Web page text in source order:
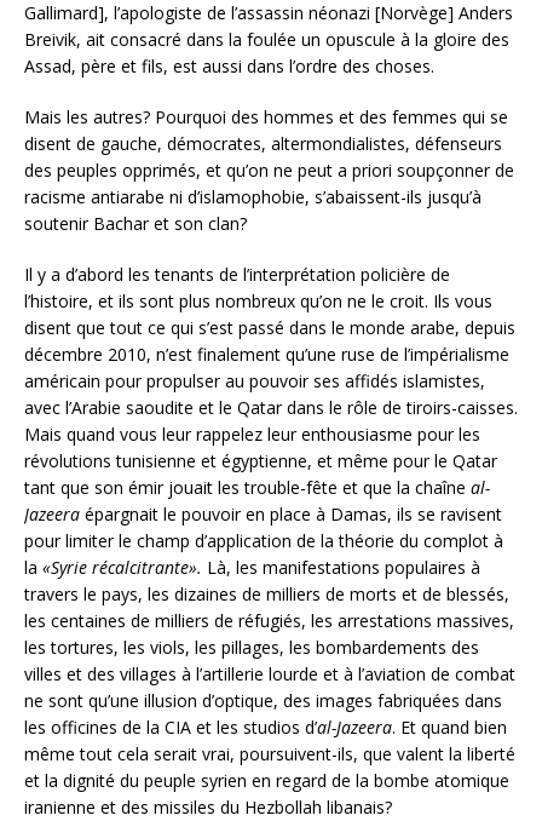
Gallimard], l’apologiste de l’assassin néonazi [Norvège] Anders
Breivik, ait consacré dans la foulée un opuscule à la gloire des
Assad, père et fils, est aussi dans l’ordre des choses.
Mais les autres? Pourquoi des hommes et des femmes qui se
disent de gauche, démocrates, altermondialistes, défenseurs
des peuples opprimés, et qu’on ne peut a priori soupçonner de
racisme antiarabe ni d’islamophobie, s’abaissent-ils jusqu’à
soutenir Bachar et son clan?
Il y a d’abord les tenants de l’interprétation policière de
l’histoire, et ils sont plus nombreux qu’on ne le croit. Ils vous
disent que tout ce qui s’est passé dans le monde arabe, depuis
décembre 2010, n’est finalement qu’une ruse de l’impérialisme
américain pour propulser au pouvoir ses affidés islamistes,
avec l’Arabie saoudite et le Qatar dans le rôle de tiroirs-caisses.
Mais quand vous leur rappelez leur enthousiasme pour les
révolutions tunisienne et égyptienne, et même pour le Qatar
tant que son émir jouait les trouble-fête et que la chaîne al-
Jazeera épargnait le pouvoir en place à Damas, ils se ravisent
pour limiter le champ d’application de la théorie du complot à
la «Syrie récalcitrante». Là, les manifestations populaires à
travers le pays, les dizaines de milliers de morts et de blessés,
les centaines de milliers de réfugiés, les arrestations massives,
les tortures, les viols, les pillages, les bombardements des
villes et des villages à l’artillerie lourde et à l’aviation de combat
ne sont qu’une illusion d’optique, des images fabriquées dans
les officines de la CIA et les studios d’al-Jazeera. Et quand bien
même tout cela serait vrai, poursuivent-ils, que valent la liberté
et la dignité du peuple syrien en regard de la bombe atomique
iranienne et des missiles du Hezbollah libanais?